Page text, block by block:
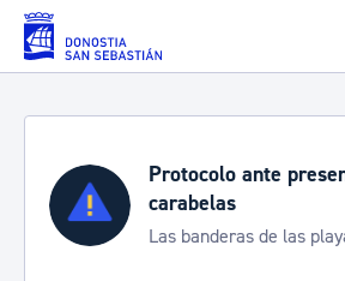
Saltar al contenido principal
Protocolo ante
carabelas
Las banderas de las